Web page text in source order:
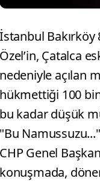
İstanbul Bakırköy
Özel’in, Çatalca
nedeniyle açılan
hükmettiği 100
bu kadar düşük
"Bu
CHP Genel
konuşmada,